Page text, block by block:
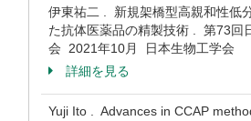
伊東祐二 . 新規架橋型高親和性低
た抗体医薬品の精製技術 . 第73回
会 2021年10月 日本生物工学会
詳細を見る
Yuji Ito . Advances in CCAP